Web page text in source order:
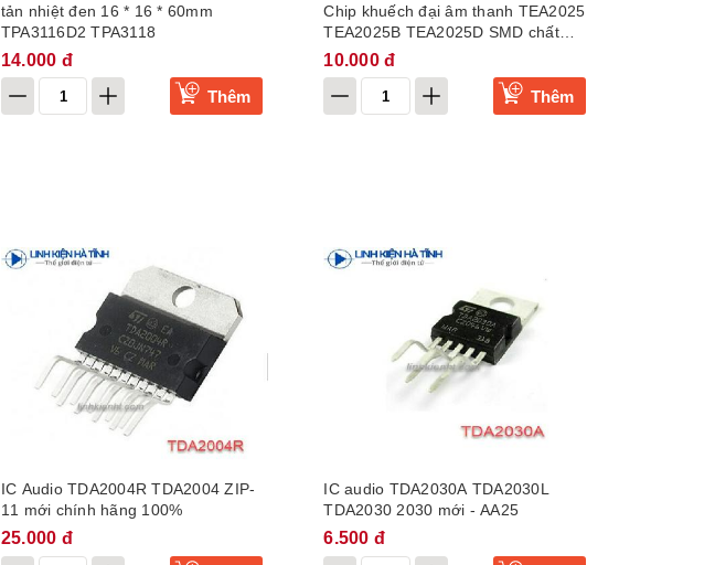
tản nhiệt đen 16 * 16 * 60mm
TPA3116D2 TPA3118
14.000 đ
Thêm
Chip khuếch đại âm thanh TEA2025
TEA2025B TEA2025D SMD chất
lượng tốt nguyên bản
10.000 đ
Thêm
IC Audio TDA2004R TDA2004 ZIP-
11 mới chính hãng 100%
25.000 đ
IC audio TDA2030A TDA2030L
TDA2030 2030 mới - AA25
6.500 đ